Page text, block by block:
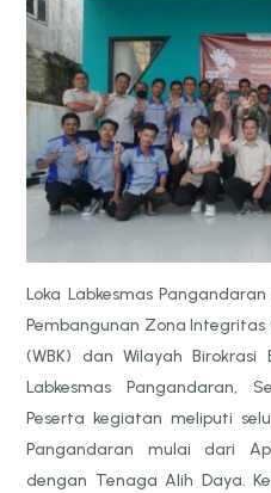
Loka Labkesmas
Pembangunan Zona Integritas
(WBK) dan Wilayah Birokrasi
Labkesmas Pangandaran,
Peserta kegiatan meliputi
Pangandaran mulai dari
dengan Tenaga Alih Daya.